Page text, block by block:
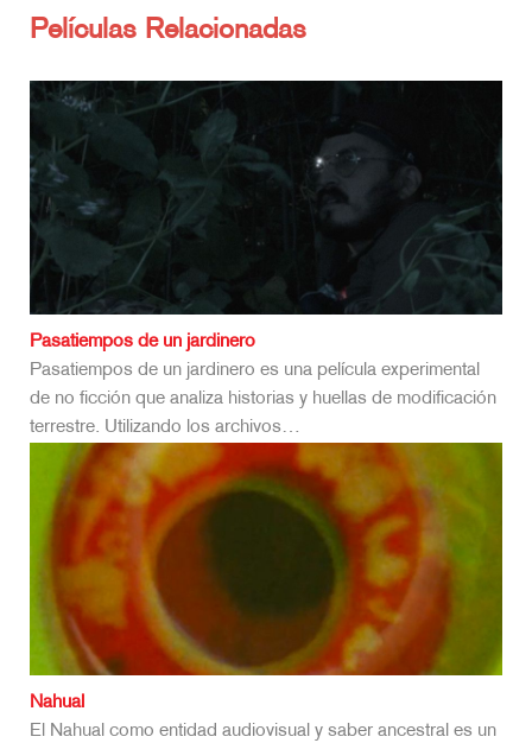
Películas Relacionadas
Pasatiempos de un jardinero
Pasatiempos de un jardinero es una película experimental
de no ficción que analiza historias y huellas de modificación
terrestre. Utilizando los archivos…
Nahual
El Nahual como entidad audiovisual y saber ancestral es un